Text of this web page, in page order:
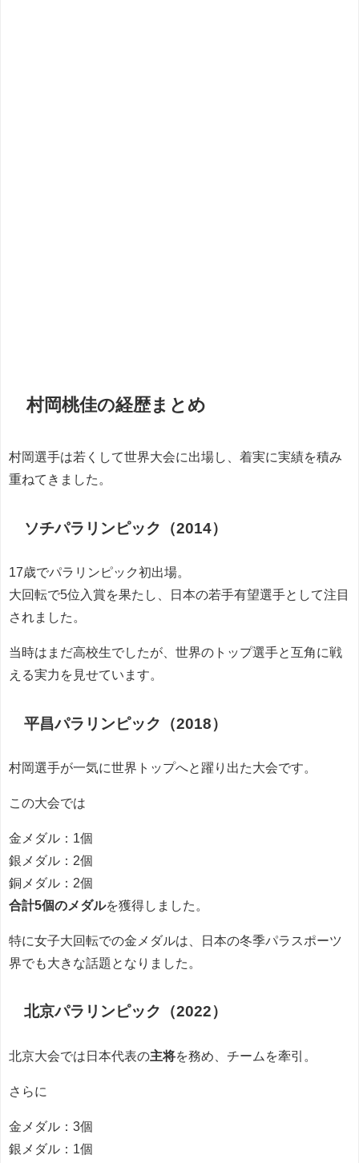
村岡桃佳の経歴まとめ
村岡選手は若くして世界大会に出場し、着実に実績を積み
重ねてきました。
ソチパラリンピック（2014）
17歳でパラリンピック初出場。
大回転で5位入賞を果たし、日本の若手有望選手として注目
されました。
当時はまだ高校生でしたが、世界のトップ選手と互角に戦
える実力を見せています。
平昌パラリンピック（2018）
村岡選手が一気に世界トップへと躍り出た大会です。
この大会では
金メダル：1個
銀メダル：2個
銅メダル：2個
合計5個のメダルを獲得しました。
特に女子大回転での金メダルは、日本の冬季パラスポーツ
界でも大きな話題となりました。
北京パラリンピック（2022）
北京大会では日本代表の主将を務め、チームを牽引。
さらに
金メダル：3個
銀メダル：1個